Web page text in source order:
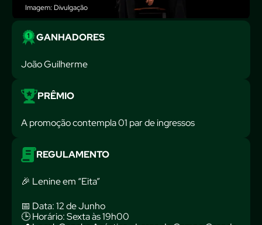
Imagem: Divulgação
GANHADORES
João Guilherme
PRÊMIO
A promoção contempla 01 par de ingressos
REGULAMENTO
🎉 Lenine em “Eita”
📅 Data: 12 de Junho
🕒 Horário: Sexta às 19h00